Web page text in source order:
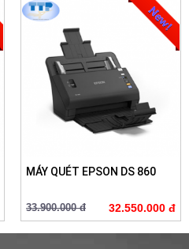
MÁY QUÉT EPSON DS 860
33.900.000 đ 32.550.000 đ